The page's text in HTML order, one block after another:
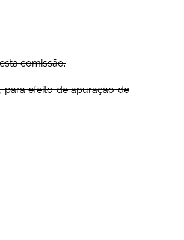
comissão.
para efeito de apuração de